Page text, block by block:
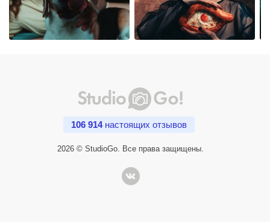
106 914настоящих отзывов
2026 © StudioGo. Все права защищены.